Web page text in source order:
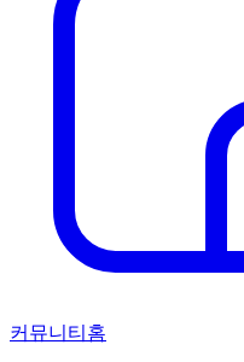
커뮤니티홈